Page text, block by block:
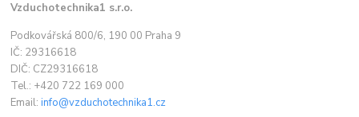
Vzduchotechnika1 s.r.o.
Podkovářská 800/6, 190 00 Praha 9
IČ: 29316618
DIČ: CZ29316618
Tel.: +420 722 169 000
Email:info@vzduchotechnika1.cz